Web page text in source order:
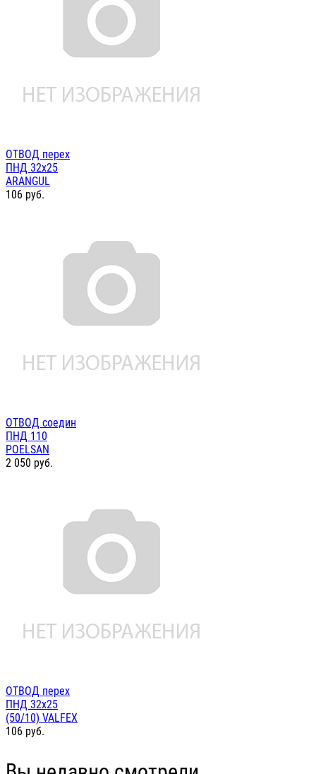
ОТВОД перех
ПНД 32х25
ARANGUL
106 руб.
ОТВОД соедин
ПНД 110
POELSAN
2 050 руб.
ОТВОД перех
ПНД 32х25
(50/10) VALFEX
106 руб.